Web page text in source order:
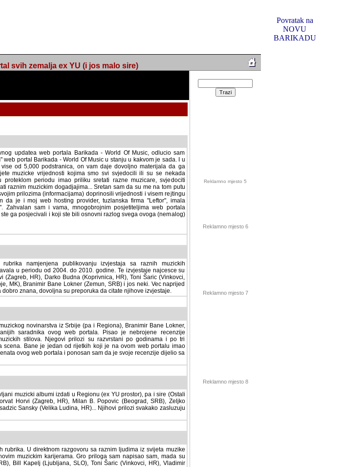
Povratak na
NOVU
BARIKADU
svih zemalja ex YU (i jos malo sire)
updatea web portala Barikada - World Of Music, odlucio sam
web portal Barikada - World Of Music u stanju u kakvom je sada. I u
od 5,000 podstranica, on vam daje dovoljno materijala da ga
muzicke vrijednosti kojima smo svi svjedocili ili su se nekada desile.
periodu imao priliku sretati razne muzicare, svjedociti njihovim
muzickim dogadjajima... Sretan sam da su me na tom putu pratili
(informacijama) doprinosili vrijednosti i visem rejtingu ovog
je i moj web hosting provider, tuzlanska firma "Leftor", imala
Zahvalan sam i vama, mnogobrojnim posjetiteljima web portala
ste ga posjecivali i koji ste bili osnovni razlog svega ovoga (nemalog)
namjenjena publikovanju izvjestaja sa raznih muzickih
u periodu od 2004. do 2010. godine. Te izvjestaje najcesce su
(Zagreb, HR), Darko Budna (Koprivnica, HR), Toni Šaric (Vinkovci,
MK), Branimir Bane Lokner (Zemun, SRB) i jos neki. Vec naprijed
znana, dovoljna su preporuka da citate njihove izvjestaje.
novinarstva iz Srbije (pa i Regiona), Branimir Bane Lokner,
saradnika ovog web portala. Pisao je nebrojene recenzije muzickih
Njegovi prilozi su razvrstani po godinama i po tri osnovne
je jedan od rijetkih koji je na ovom web portalu imao svoju rubriku.
portala i ponosan sam da je svoje recenzije dijelio sa svima vama,
muzicki albumi izdati u Regionu (ex YU prostor), pa i sire (Ostali
Horvi (Zagreb, HR), Milan B. Popovic (Beograd, SRB), Zeljko Milovic
(Velika Ludina, HR)... Njihovi prilozi svakako zasluzuju da se
rubrika. U direktnom razgovoru sa raznim ljudima iz svijeta muzike
muzickim karijerama. Gro priloga sam napisao sam, mada su
Bill Kapelj (Ljubljana, SLO), Toni Šaric (Vinkovci, HR), Vladimir